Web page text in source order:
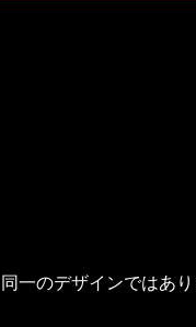
一のデザインではあ